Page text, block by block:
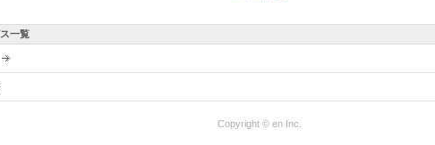
一覧
Copyright © en Inc.